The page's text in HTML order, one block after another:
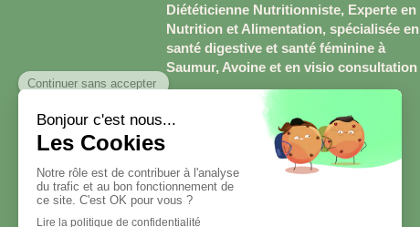
Diététicienne Nutritionniste, Experte en
Nutrition et Alimentation, spécialisée en
santé digestive et santé féminine à
Saumur, Avoine et en visio consultation